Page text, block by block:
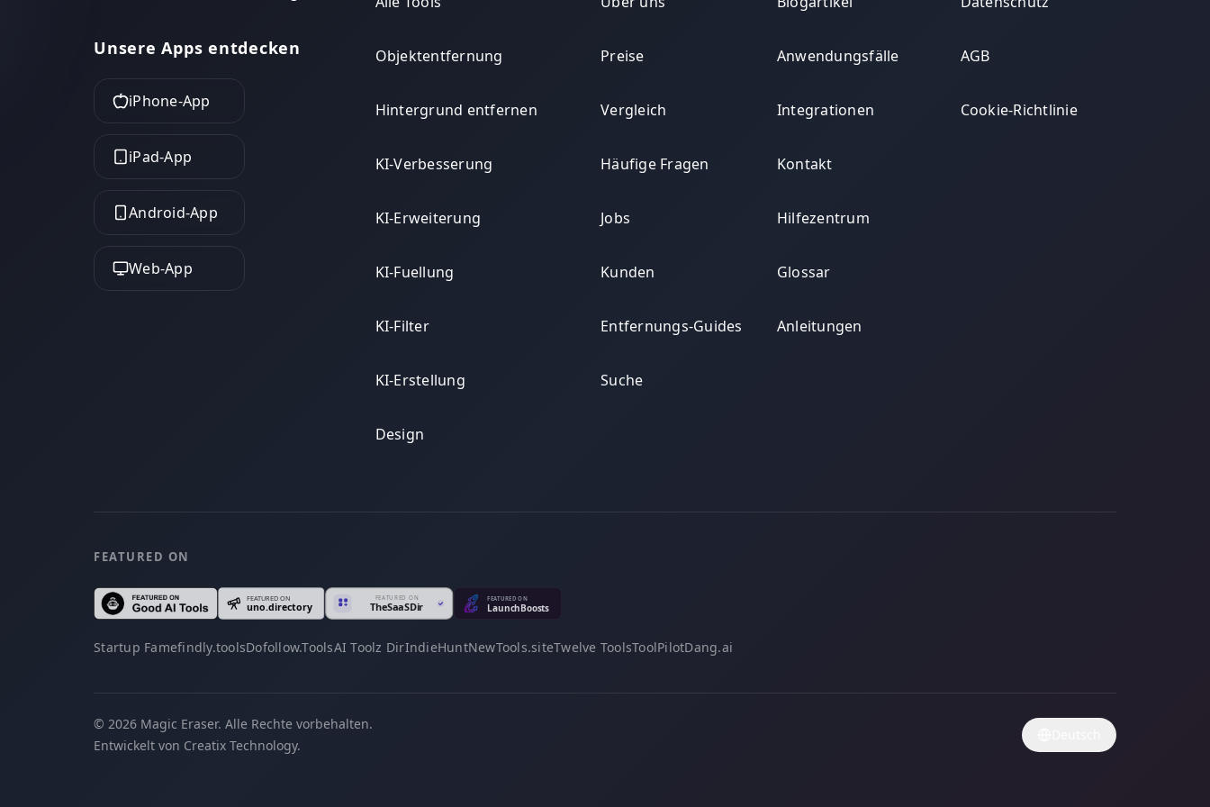
Unsere Apps entdecken
iPhone-App
iPad-App
Android-App
Web-App
Objektentfernung
Hintergrund entfernen
KI-Verbesserung
KI-Erweiterung
KI-Fuellung
KI-Filter
KI-Erstellung
Design
Preise Anwendungsfälle
Vergleich Integrationen
Häufige Fragen Kontakt
Jobs Hilfezentrum
Kunden Glossar
Entfernungs-Guides Anleitungen
Suche
AGB
Cookie-Richtlinie
FEATURED ON
Startup Famefindly.toolsDofollow.ToolsAI Toolz DirIndieHuntNewTools.siteTwelve ToolsToolPilotDang.ai
© 2026 Magic Eraser. Alle Rechte vorbehalten.
Entwickelt von Creatix Technology.